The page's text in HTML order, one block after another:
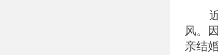
近
风。
亲结